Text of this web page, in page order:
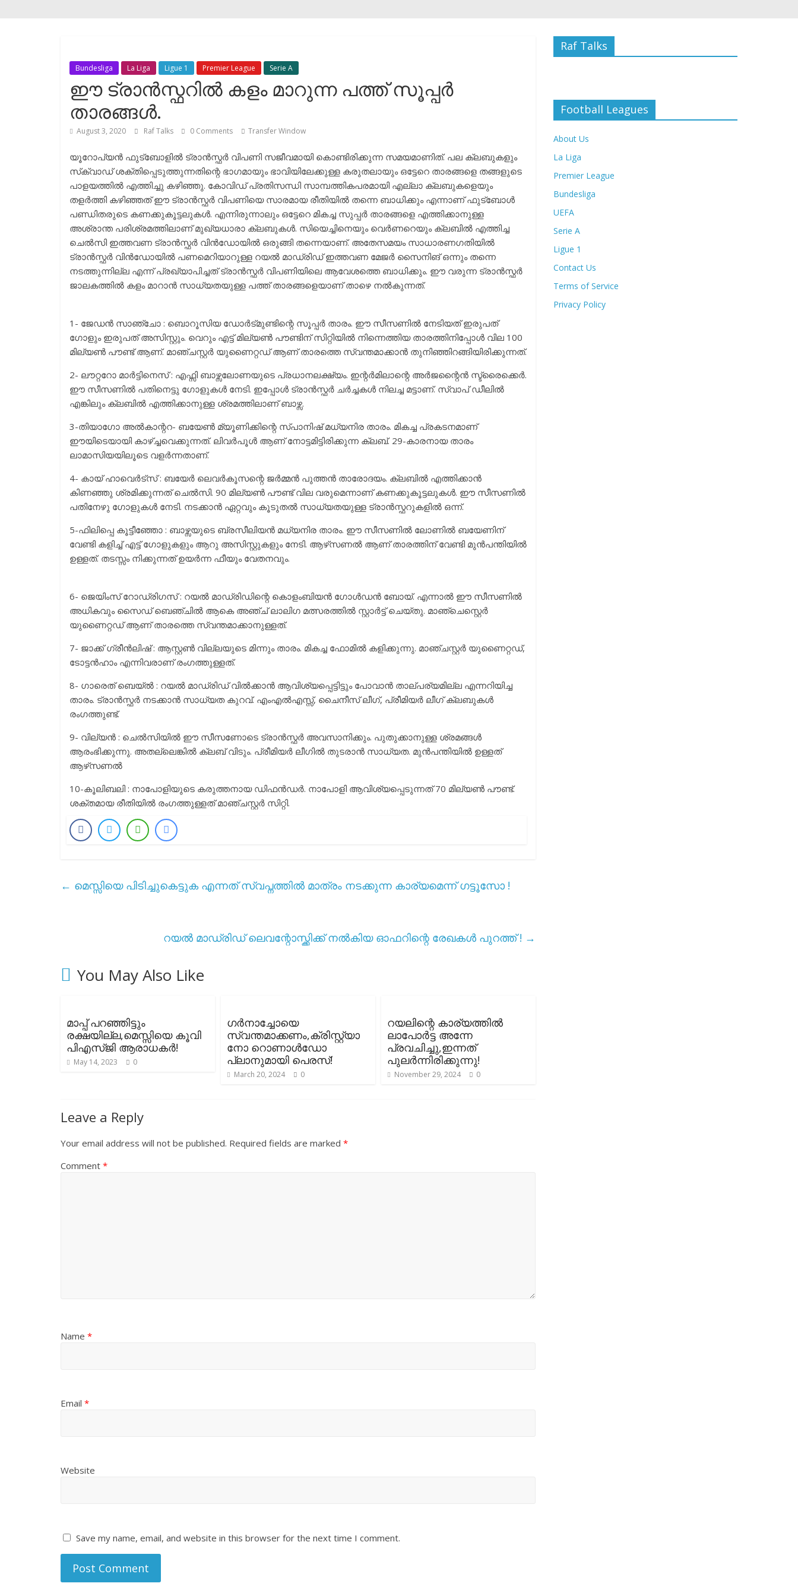
Bundesliga La Liga Ligue 1 Premier League Serie A
ഈ ട്രാൻസ്ഫറിൽ കളം മാറുന്ന പത്ത് സൂപ്പർ
താരങ്ങൾ.
August 3, 2020 Raf Talks 0 Comments Transfer Window
യൂറോപ്യൻ ഫുട്ബോളിൽ ട്രാൻസ്ഫർ വിപണി സജീവമായി കൊണ്ടിരിക്കുന്ന സമയമാണിത്. പല ക്ലബുകളും
സ്‌ക്വാഡ് ശക്തിപ്പെടുത്തുന്നതിന്റെ ഭാഗമായും ഭാവിയിലേക്കുള്ള കരുതലായും ഒട്ടേറെ താരങ്ങളെ തങ്ങളുടെ
പാളയത്തിൽ എത്തിച്ചു കഴിഞ്ഞു. കോവിഡ് പ്രതിസന്ധി സാമ്പത്തികപരമായി എല്ലാ ക്ലബുകളെയും
തളർത്തി കഴിഞ്ഞത് ഈ ട്രാൻസ്ഫർ വിപണിയെ സാരമായ രീതിയിൽ തന്നെ ബാധിക്കും എന്നാണ് ഫുട്ബോൾ
പണ്ഡിതരുടെ കണക്കുകൂട്ടലുകൾ. എന്നിരുന്നാലും ഒട്ടേറെ മികച്ച സുപ്പർ താരങ്ങളെ എത്തിക്കാനുള്ള
അശ്രാന്ത പരിശ്രമത്തിലാണ് മുഖ്യധാരാ ക്ലബുകൾ. സിയെച്ചിനെയും വെർണറെയും ക്ലബിൽ എത്തിച്ച
ചെൽസി ഇത്തവണ ട്രാൻസ്ഫർ വിൻഡോയിൽ ഒരുങ്ങി തന്നെയാണ്. അതേസമയം സാധാരണഗതിയിൽ
ട്രാൻസ്ഫർ വിൻഡോയിൽ പണമെറിയാറുള്ള റയൽ മാഡ്രിഡ്‌ ഇത്തവണ മേജർ സൈനിങ്‌ ഒന്നും തന്നെ
നടത്തുന്നില്ല എന്ന് പ്രഖ്യാപിച്ചത് ട്രാൻസ്ഫർ വിപണിയിലെ ആവേശത്തെ ബാധിക്കും. ഈ വരുന്ന ട്രാൻസ്ഫർ
ജാലകത്തിൽ കളം മാറാൻ സാധ്യതയുള്ള പത്ത് താരങ്ങളെയാണ് താഴെ നൽകുന്നത്.
1- ജേഡൻ സാഞ്ചോ : ബൊറൂസിയ ഡോർട്മുണ്ടിന്റെ സൂപ്പർ താരം. ഈ സീസണിൽ നേടിയത് ഇരുപത്
ഗോളും ഇരുപത് അസിസ്റ്റും. വെറും എട്ട് മില്യൺ പൗണ്ടിന് സിറ്റിയിൽ നിന്നെത്തിയ താരത്തിനിപ്പോൾ വില 100
മില്യൺ പൗണ്ട് ആണ്. മാഞ്ചസ്റ്റർ യുണൈറ്റഡ് ആണ് താരത്തെ സ്വന്തമാക്കാൻ തുനിഞ്ഞിറങ്ങിയിരിക്കുന്നത്.
2- ലൗറ്ററോ മാർട്ടിനെസ് : എഫ്സി ബാഴ്സലോണയുടെ പ്രധാനലക്ഷ്യം. ഇന്റർമിലാന്റെ അർജന്റൈൻ സ്ട്രൈക്കെർ.
ഈ സീസണിൽ പതിനെട്ടു ഗോളുകൾ നേടി. ഇപ്പോൾ ട്രാൻസ്ഫർ ചർച്ചകൾ നിലച്ച മട്ടാണ്. സ്വാപ് ഡീലിൽ
എങ്കിലും ക്ലബിൽ എത്തിക്കാനുള്ള ശ്രമത്തിലാണ് ബാഴ്സ.
3-തിയാഗോ അൽകാന്ററ- ബയേൺ മ്യൂണിക്കിന്റെ സ്പാനിഷ് മധ്യനിര താരം. മികച്ച പ്രകടനമാണ്
ഈയിടെയായി കാഴ്ച്ചവെക്കുന്നത്. ലിവർപൂൾ ആണ് നോട്ടമിട്ടിരിക്കുന്ന ക്ലബ്‌. 29-കാരനായ താരം
ലാമാസിയയിലൂടെ വളർന്നതാണ്.
4- കായ് ഹാവെർട്സ് : ബയേർ ലെവർകൂസന്റെ ജർമ്മൻ പുത്തൻ താരോദയം. ക്ലബിൽ എത്തിക്കാൻ
കിണഞ്ഞു ശ്രമിക്കുന്നത് ചെൽസി. 90 മില്യൺ പൗണ്ട് വില വരുമെന്നാണ് കണക്കുകൂട്ടലുകൾ. ഈ സീസണിൽ
പതിനേഴു ഗോളുകൾ നേടി. നടക്കാൻ ഏറ്റവും കൂടുതൽ സാധ്യതയുള്ള ട്രാൻസ്ഫറുകളിൽ ഒന്ന്.
5-ഫിലിപ്പെ കൂട്ടീഞ്ഞോ : ബാഴ്സയുടെ ബ്രസീലിയൻ മധ്യനിര താരം. ഈ സീസണിൽ ലോണിൽ ബയേണിന്
വേണ്ടി കളിച്ച് എട്ട് ഗോളുകളും ആറു അസിസ്റ്റുകളും നേടി. ആഴ്‌സണൽ ആണ് താരത്തിന് വേണ്ടി മുൻപന്തിയിൽ
ഉള്ളത്. തടസ്സം നിക്കുന്നത് ഉയർന്ന ഫീയും വേതനവും.
6- ജെയിംസ് റോഡ്രിഗസ് : റയൽ മാഡ്രിഡിന്റെ കൊളംബിയൻ ഗോൾഡൻ ബോയ്. എന്നാൽ ഈ സീസണിൽ
അധികവും സൈഡ് ബെഞ്ചിൽ ആകെ അഞ്ച് ലാലിഗ മത്സരത്തിൽ സ്റ്റാർട്ട്‌ ചെയ്തു. മാഞ്ചെസ്റ്റെർ
യുണൈറ്റഡ് ആണ് താരത്തെ സ്വന്തമാക്കാനുള്ളത്.
7- ജാക്ക് ഗ്രീൻലിഷ് : ആസ്റ്റൺ വില്ലയുടെ മിന്നും താരം. മികച്ച ഫോമിൽ കളിക്കുന്നു. മാഞ്ചസ്റ്റർ യുണൈറ്റഡ്,
ടോട്ടൻഹാം എന്നിവരാണ് രംഗത്തുള്ളത്.
8- ഗാരെത് ബെയ്ൽ : റയൽ മാഡ്രിഡ്‌ വിൽക്കാൻ ആവിശ്യപ്പെട്ടിട്ടും പോവാൻ താല്പര്യമില്ല എന്നറിയിച്ച
താരം. ട്രാൻസ്ഫർ നടക്കാൻ സാധ്യത കുറവ്. എംഎൽഎസ്സ്, ചൈനീസ് ലീഗ്, പ്രീമിയർ ലീഗ് ക്ലബുകൾ
രംഗത്തുണ്ട്.
9- വില്യൻ : ചെൽസിയിൽ ഈ സീസണോടെ ട്രാൻസ്ഫർ അവസാനിക്കും. പുതുക്കാനുള്ള ശ്രമങ്ങൾ
ആരംഭിക്കുന്നു. അതല്ലെങ്കിൽ ക്ലബ് വിടും. പ്രീമിയർ ലീഗിൽ തുടരാൻ സാധ്യത. മുൻപന്തിയിൽ ഉള്ളത്
ആഴ്‌സണൽ
10-കൂലിബലി : നാപോളിയുടെ കരുത്തനായ ഡിഫൻഡർ. നാപോളി ആവിശ്യപ്പെടുന്നത് 70 മില്യൺ പൗണ്ട്.
ശക്തമായ രീതിയിൽ രംഗത്തുള്ളത് മാഞ്ചസ്റ്റർ സിറ്റി.
← മെസ്സിയെ പിടിച്ചുകെട്ടുക എന്നത് സ്വപ്നത്തിൽ മാത്രം നടക്കുന്ന കാര്യമെന്ന് ഗട്ടൂസോ !
റയൽ മാഡ്രിഡ്‌ ലെവന്റോസ്ക്കിക്ക് നൽകിയ ഓഫറിന്റെ രേഖകൾ പുറത്ത് ! →
You May Also Like
മാപ്പ് പറഞ്ഞിട്ടും
രക്ഷയില്ല,മെസ്സിയെ കൂവി
പിഎസ്ജി ആരാധകർ!
May 14, 2023 0
ഗർനാച്ചോയെ
സ്വന്തമാക്കണം,ക്രിസ്റ്റ്യാ
നോ റൊണാൾഡോ
പ്ലാനുമായി പെരസ്!
March 20, 2024 0
റയലിന്റെ കാര്യത്തിൽ
ലാപോർട്ട അന്നേ
പ്രവചിച്ചു,ഇന്നത്
പുലർന്നിരിക്കുന്നു!
November 29, 2024 0
Leave a Reply
Your email address will not be published. Required fields are marked *
Comment *
Name *
Email *
Website
Save my name, email, and website in this browser for the next time I comment.
Raf Talks
Football Leagues
About Us
La Liga
Premier League
Bundesliga
UEFA
Serie A
Ligue 1
Contact Us
Terms of Service
Privacy Policy